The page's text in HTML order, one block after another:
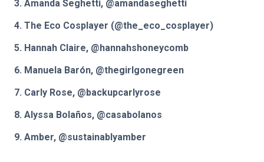
3. Amanda Seghetti, @amandaseghetti
4. The Eco Cosplayer (@the_eco_cosplayer)
5. Hannah Claire, @hannahshoneycomb
6. Manuela Barón, @thegirlgonegreen
7. Carly Rose, @backupcarlyrose
8. Alyssa Bolaños, @casabolanos
9. Amber, @sustainablyamber